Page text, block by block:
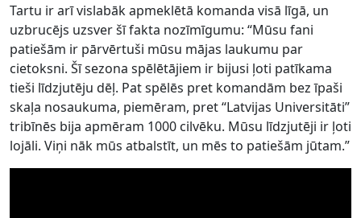
Tartu ir arī vislabāk apmeklētā komanda visā līgā, un
uzbrucējs uzsver šī fakta nozīmīgumu: “Mūsu fani
patiešām ir pārvērtuši mūsu mājas laukumu par
cietoksni. Šī sezona spēlētājiem ir bijusi ļoti patīkama
tieši līdzjutēju dēļ. Pat spēlēs pret komandām bez īpaši
skaļa nosaukuma, piemēram, pret “Latvijas Universitāti”
tribīnēs bija apmēram 1000 cilvēku. Mūsu līdzjutēji ir ļoti
lojāli. Viņi nāk mūs atbalstīt, un mēs to patiešām jūtam.”